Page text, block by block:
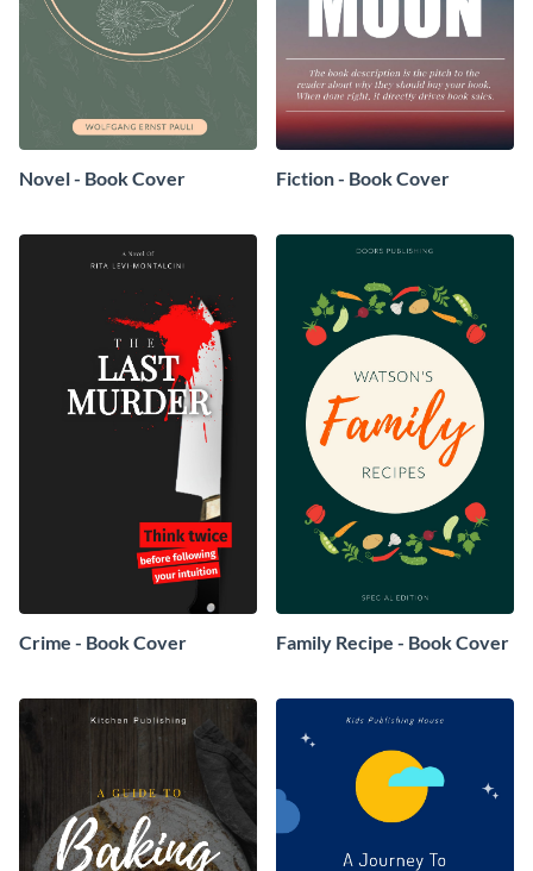
Novel - Book Cover Fiction - Book Cover
Crime - Book Cover Family Recipe - Book Cover